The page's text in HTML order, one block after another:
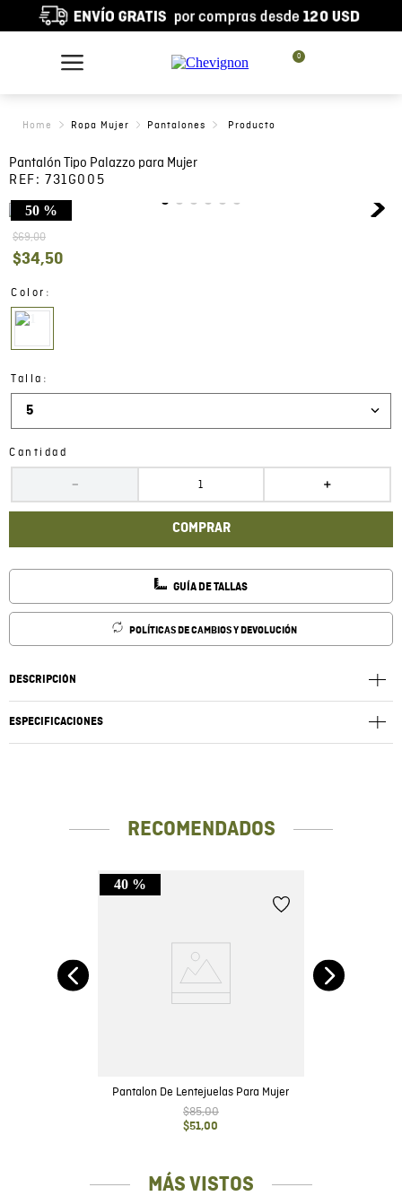
0
Ropa Mujer Pantalones
Pantalón Tipo Palazzo para Mujer
REF: 731G005
50 %
$69,00
$34,50
Color :
Talla :
5
Cantidad
＋
－
COMPRAR
GUÍA DE TALLAS
POLÍTICAS DE CAMBIOS Y DEVOLUCIÓN
DESCRIPCIÓN
ESPECIFICACIONES
RECOMENDADOS
40 %
Pantalon De Lentejuelas Para Mujer
$85,00
$51,00
MÁS VISTOS